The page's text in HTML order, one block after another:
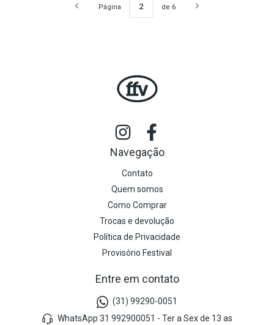
Página de 6
Navegação
Contato
Quem somos
Como Comprar
Trocas e devolução
Política de Privacidade
Provisório Festival
Entre em contato
(31) 99290-0051
WhatsApp 31 992900051 - Ter a Sex de 13 as